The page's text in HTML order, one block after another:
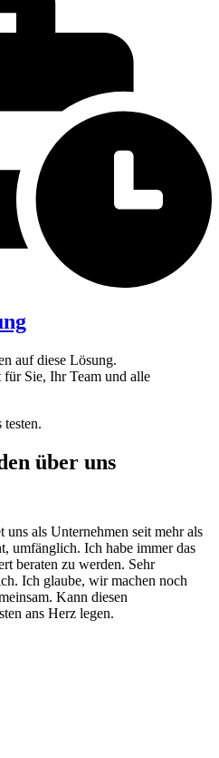
auf diese Lösung.
Sie, Ihr Team und alle
über uns
als Unternehmen seit mehr als
umfänglich. Ich habe immer das
beraten zu werden. Sehr
Ich glaube, wir machen noch
Kann diesen
ans Herz legen.